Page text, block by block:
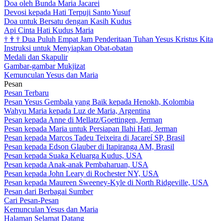
Doa oleh Bunda Maria Jacarei
Devosi kepada Hati Terpuji Santo Yusuf
Doa untuk Bersatu dengan Kasih Kudus
Api Cinta Hati Kudus Maria
† † † Dua Puluh Empat Jam Penderitaan Tuhan Yesus Kristus Kita
Instruksi untuk Menyiapkan Obat-obatan
Medali dan Skapulir
Gambar-gambar Mukjizat
Kemunculan Yesus dan Maria
Pesan
Pesan Terbaru
Pesan Yesus Gembala yang Baik kepada Henokh, Kolombia
Wahyu Maria kepada Luz de Maria, Argentina
Pesan kepada Anne di Mellatz/Goettingen, Jerman
Pesan kepada Maria untuk Persiapan Ilahi Hati, Jerman
Pesan kepada Marcos Tadeu Teixeira di Jacareí SP, Brasil
Pesan kepada Edson Glauber di Itapiranga AM, Brasil
Pesan kepada Suaka Keluarga Kudus, USA
Pesan kepada Anak-anak Pembaharuan, USA
Pesan kepada John Leary di Rochester NY, USA
Pesan kepada Maureen Sweeney-Kyle di North Ridgeville, USA
Pesan dari Berbagai Sumber
Cari Pesan-Pesan
Kemunculan Yesus dan Maria
Halaman Selamat Datang